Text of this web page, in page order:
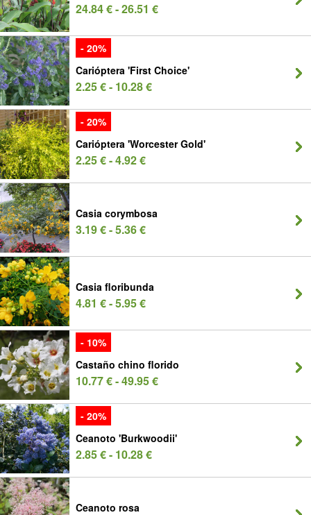
24.84 € - 26.51 €
- 20%
Carióptera 'First Choice'
2.25 € - 10.28 €
- 20%
Carióptera 'Worcester Gold'
2.25 € - 4.92 €
Casia corymbosa
3.19 € - 5.36 €
Casia floribunda
4.81 € - 5.95 €
- 10%
Castaño chino florido
10.77 € - 49.95 €
- 20%
Ceanoto 'Burkwoodii'
2.85 € - 10.28 €
Ceanoto rosa